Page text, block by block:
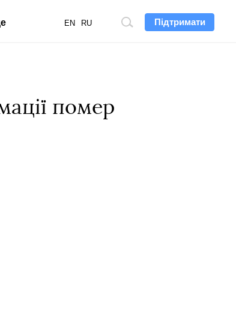
Підтримати
Пошук
EN RU
помер